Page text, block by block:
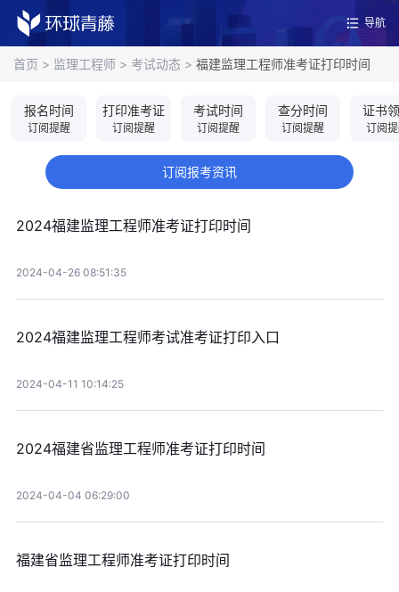
导航
首页 > 监理工程师 > 考试动态 > 福建监理工程师准考证打印时间
报名时间
订阅提醒
打印准考证
订阅提醒
考试时间
订阅提醒
查分时间
订阅提醒
证书
订阅
订阅报考资讯
2024福建监理工程师准考证打印时间
2024-04-26 08:51:35
2024福建监理工程师考试准考证打印入口
2024-04-11 10:14:25
2024福建省监理工程师准考证打印时间
2024-04-04 06:29:00
福建省监理工程师准考证打印时间